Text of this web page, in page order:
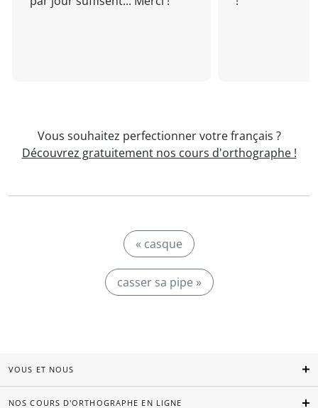
Vous souhaitez perfectionner votre français ?
Découvrez gratuitement nos cours d'orthographe !
« casque
casser sa pipe »
VOUS ET NOUS
NOS COURS D'ORTHOGRAPHE EN LIGNE